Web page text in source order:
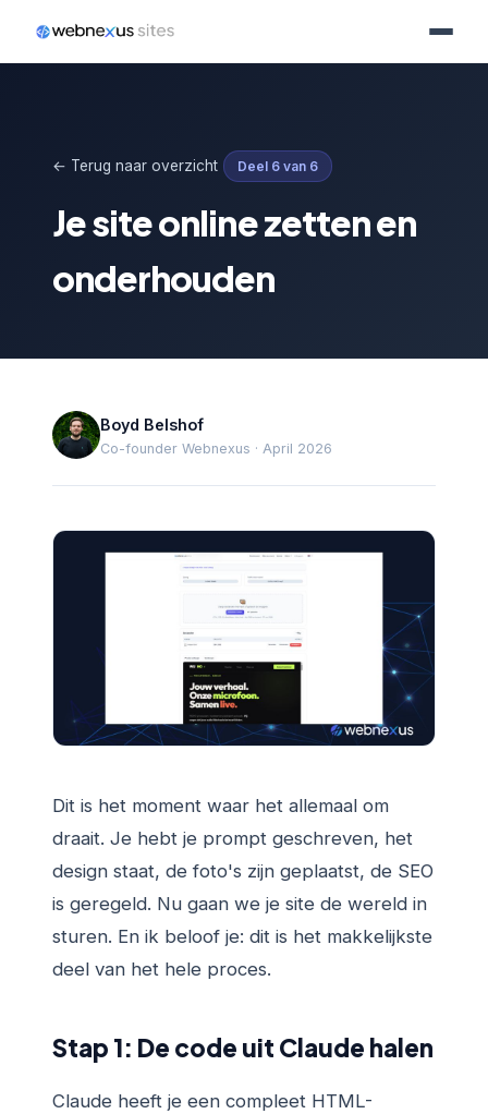
← Terug naar overzicht Deel 6 van 6
Je site online zetten en
onderhouden
Boyd Belshof
Co-founder Webnexus · April 2026
Dit is het moment waar het allemaal om
draait. Je hebt je prompt geschreven, het
design staat, de foto's zijn geplaatst, de SEO
is geregeld. Nu gaan we je site de wereld in
sturen. En ik beloof je: dit is het makkelijkste
deel van het hele proces.
Stap 1: De code uit Claude halen
Claude heeft je een compleet HTML-